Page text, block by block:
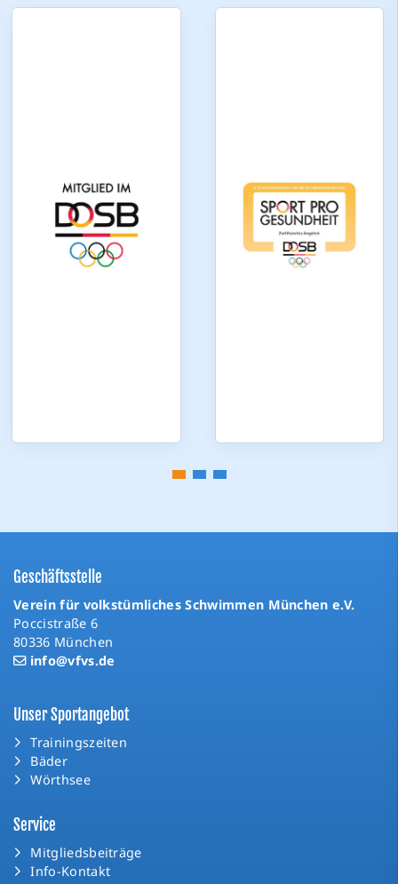
Geschäftsstelle
Verein für volkstümliches Schwimmen München e.V.
Poccistraße 6
80336 München
info@vfvs.de
Unser Sportangebot
Trainingszeiten
Bäder
Wörthsee
Service
Mitgliedsbeiträge
Info-Kontakt